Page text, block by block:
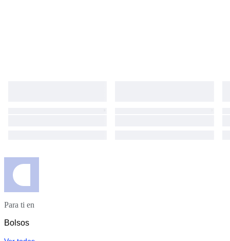
Para ti en
Bolsos